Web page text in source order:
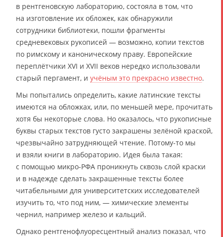
в рентгеновскую лабораторию, состояла в том, что
на изготовление их обложек, как обнаружили
сотрудники библиотеки, пошли фрагменты
средневековых рукописей — возможно, копии текстов
по римскому и каноническому праву. Европейские
переплётчики XVI и XVII веков нередко использовали
старый пергамент, и учёным это прекрасно известно.
Мы попытались определить, какие латинские тексты
имеются на обложках, или, по меньшей мере, прочитать
хотя бы некоторые слова. Но оказалось, что рукописные
буквы старых текстов густо закрашены зелёной краской,
чрезвычайно затрудняющей чтение. Потому-то мы
и взяли книги в лабораторию. Идея была такая:
с помощью микро-РФА проникнуть сквозь слой краски
и в надежде сделать закрашенные тексты более
читабельными для университетских исследователей
изучить то, что под ним, — химические элементы
чернил, например железо и кальций.
Однако рентгенофлуоресцентный анализ показал, что